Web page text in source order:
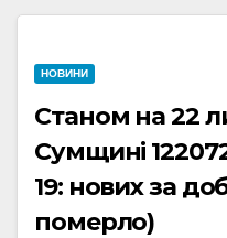
НОВИНИ
Станом на 22
Сумщині
19: нових за
померло)